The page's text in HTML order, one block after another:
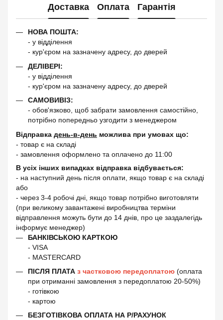
Доставка Оплата Гарантія
НОВА ПОШТА:
- у відділення
- кур'єром на зазначену адресу, до дверей
ДЕЛІВЕРІ:
- у відділення
- кур'єром на зазначену адресу, до дверей
САМОВИВІЗ:
- обов'язково, щоб забрати замовлення самостійно,
потрібно попередньо узгодити з менеджером
Відправка день-в-день можлива при умовах що:
- товар є на складі
- замовлення оформлено та оплачено до 11:00
В усіх інших випадках відправка відбувається:
- на наступний день після оплати, якщо товар є на складі
або
- через 3-4 робочі дні, якщо товар потрібно виготовляти
(при великому завантажені виробництва терміни
відправлення можуть бути до 14 днів, про це заздалегідь
інформує менеджер)
БАНКІВСЬКОЮ КАРТКОЮ
- VISA
- MASTERCARD
ПІСЛЯ ПЛАТА з частковою передоплатою (оплата
при отриманні замовлення з передоплатою 20-50%)
- готівкою
- картою
БЕЗГОТІВКОВА ОПЛАТА НА Р/РАХУНОК